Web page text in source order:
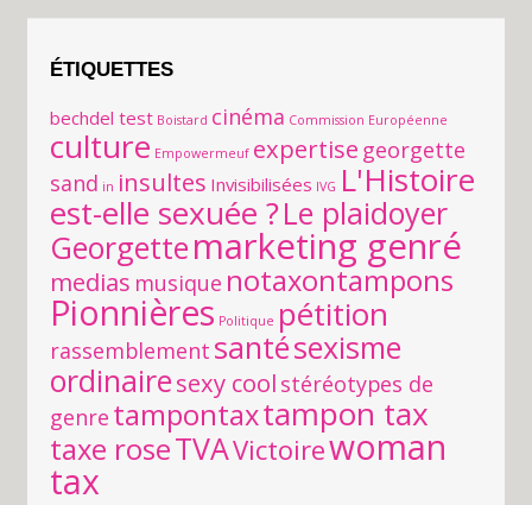
ÉTIQUETTES
bechdel test Boistard cinéma Commission Européenne
culture Empowermeuf expertise georgette
sand in insultes Invisibilisées IVG L'Histoire
est-elle sexuée ?Le plaidoyer
Georgettemarketing genré
medias musique notaxontampons
Pionnières Politique pétition
rassemblement santésexisme
ordinairesexy cool stéréotypes de
genre tampontaxtampon tax
taxe roseTVAVictoirewoman
tax